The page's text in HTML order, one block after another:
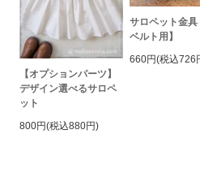
【オプションパーツ】
デザイン選べるサロペ
ット
800円(税込880円)
サロペット金
ベルト用】
660円(税込726